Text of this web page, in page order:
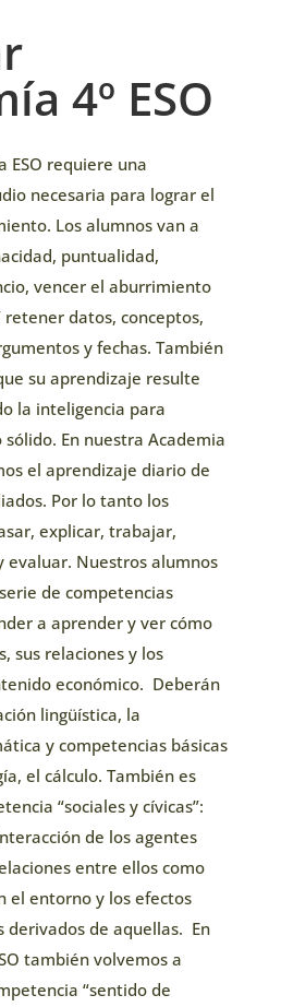
4º ESO
ESO requiere una
necesaria para lograr el
Los alumnos van a
puntualidad,
vencer el aburrimiento
retener datos, conceptos,
y fechas. También
su aprendizaje resulte
la inteligencia para
En nuestra Academia
el aprendizaje diario de
Por lo tanto los
explicar, trabajar,
evaluar. Nuestros alumnos
de competencias
a aprender y ver cómo
sus relaciones y los
económico. Deberán
lingüística, la
y competencias básicas
el cálculo. También es
“sociales y cívicas”:
de los agentes
entre ellos como
el entorno y los efectos
derivados de aquellas. En
también volvemos a
“sentido de